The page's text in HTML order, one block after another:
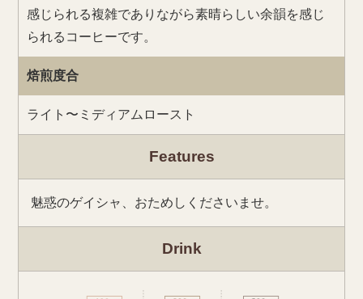
感じられる複雑でありながら素晴らしい余韻を感じ
られるコーヒーです。
焙煎度合
ライト〜ミディアムロースト
Features
魅惑のゲイシャ、おためしくださいませ。
Drink